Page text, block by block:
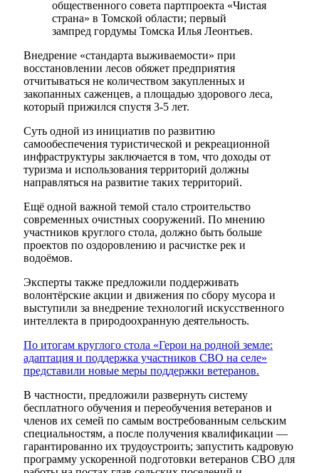
общественного совета партпроекта «Чистая
страна» в Томской области; первый
зампред гордумы Томска Илья Леонтьев.
Внедрение «стандарта выживаемости» при
восстановлении лесов обяжет предприятия
отчитываться не количеством закупленных и
закопанных саженцев, а площадью здорового леса,
который прижился спустя 3-5 лет.
Суть одной из инициатив по развитию
самообеспечения туристической и рекреационной
инфраструктуры заключается в том, что доходы от
туризма и использования территорий должны
направляться на развитие таких территорий.
Ещё одной важной темой стало строительство
современных очистных сооружений. По мнению
участников круглого стола, должно быть больше
проектов по оздоровлению и расчистке рек и
водоёмов.
Эксперты также предложили поддерживать
волонтёрские акции и движения по сбору мусора и
выступили за внедрение технологий искусственного
интеллекта в природоохранную деятельность.
По итогам круглого стола «Герои на родной земле:
адаптация и поддержка участников СВО на селе»
представили новые меры поддержки ветеранов.
В частности, предложили развернуть систему
бесплатного обучения и переобучения ветеранов и
членов их семей по самым востребованным сельским
специальностям, а после получения квалификации —
гарантированно их трудоустроить; запустить кадровую
программу ускоренной подготовки ветеранов СВО для